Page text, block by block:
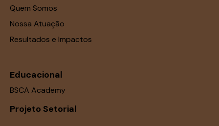
Quem Somos
Nossa Atuação
Resultados e Impactos
Educacional
BSCA Academy
Projeto Setorial